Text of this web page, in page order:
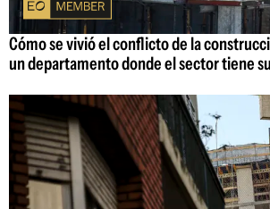
Cómo se vivió el conflicto de la
un departamento donde el sector tiene